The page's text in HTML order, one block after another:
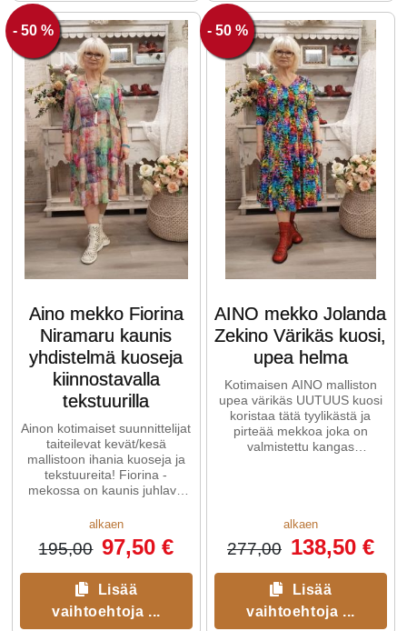
Aino mekko Fiorina
Niramaru kaunis
yhdistelmä kuoseja
kiinnostavalla
tekstuurilla
Ainon kotimaiset suunnittelijat
taiteilevat kevät/kesä
mallistoon ihania kuoseja ja
tekstuureita! Fiorina -
mekossa on kaunis juhlava
myötäilevä ...
alkaen
195,00 97,50 €
- 50 %
Lisää
vaihtoehtoja ...
AINO mekko Jolanda
Zekino Värikäs kuosi,
upea helma
Kotimaisen AINO malliston
upea värikäs UUTUUS kuosi
koristaa tätä tyylikästä ja
pirteää mekkoa joka on
valmistettu kangas
alkaen
277,00 138,50 €
- 50 %
Lisää
vaihtoehtoja ...